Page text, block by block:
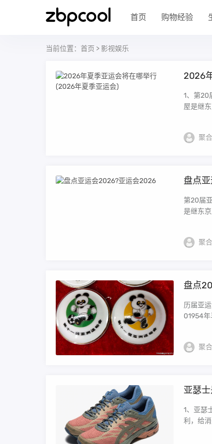
首页 购物经验
当前位置： 首页 > 影视娱乐
2026
1、第20
屋是继
聚
盘点
第20届
是继东
聚
盘点
历届亚
01954
聚
亚瑟
1、亚瑟
利，给